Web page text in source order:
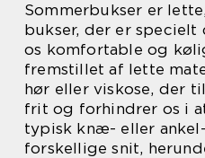
Sommerbukser er
bukser, der er
os komfortable og
fremstillet af lette
hør eller viskose, der
frit og forhindrer os i
typisk knæ- eller
forskellige snit,